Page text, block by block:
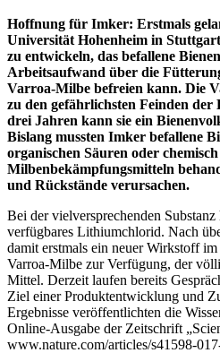
Hoffnung für Imker: Erstmals
Universität Hohenheim in
zu entwickeln, das befallene
Arbeitsaufwand über die
Varroa-Milbe befreien kann. Die
zu den gefährlichsten Feinden
drei Jahren kann sie ein
Bislang mussten Imker befallene
organischen Säuren oder
Milbenbekämpfungsmitteln
und Rückstände verursachen.
Bei der vielversprechenden
verfügbares Lithiumchlorid. Nach
damit erstmals ein neuer Wirkstoff
Varroa-Milbe zur Verfügung, der
Mittel. Derzeit laufen bereits
Ziel einer Produktentwicklung und
Ergebnisse veröffentlichten die
Online-Ausgabe der Zeitschrift
www.nature.com/articles/s41598-